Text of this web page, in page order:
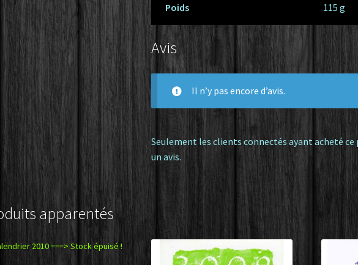
Poids 115 g
Avis
Il n’y pas encore d’avis.
Seulement les clients connectés ayant acheté
un avis.
apparentés